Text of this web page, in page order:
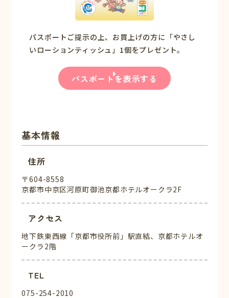
パスポートご提示の上、お買上げの方に「やさし
いローションティッシュ」1個をプレゼント。
パスポートを表示する
基本情報
住所
〒604-8558
京都市中京区河原町御池京都ホテルオークラ2F
アクセス
地下鉄東西線「京都市役所前」駅直結、京都ホテルオ
ークラ2階
TEL
075-254-2010